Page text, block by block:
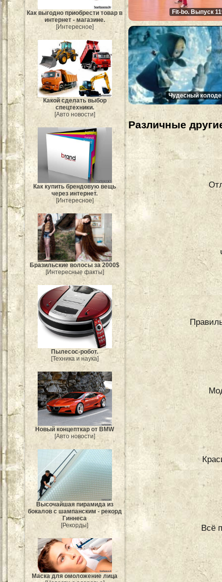
Как выгодно приобрести товар в
интернет - магазине.
[Интересное]
Какой сделать выбор
спецтехники.
[Авто новости]
Как купить брендовую вещь
через интернет.
[Интересное]
Бразильские волосы за 2000$
[Интересные факты]
Пылесос-робот.
[Техника и наука]
Новый концепткар от BMW
[Авто новости]
Высочайшая пирамида из
бокалов с шампанским - рекорд
Гиннеса
[Рекорды]
Маска для омоложение лица
Fit-bo. Выпуск
Чудесный
Различные
Всё